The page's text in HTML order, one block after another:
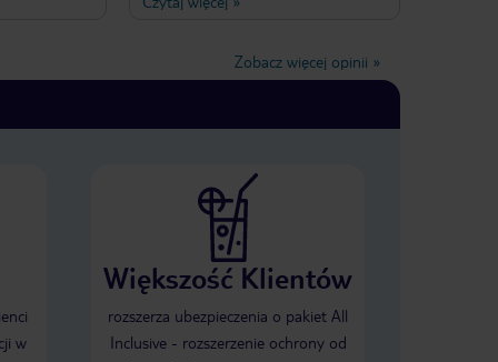
do
Ogólnie
dyskotek i
oknach);
miasta,
rozrywek
wyspy);
- brak
leżaków
dnia.
łazienka czysta , cały hotel urządzone
polecam dolne rejony chorwacji
okolice Makarskiej piękne widoki i
Zobacz więcej opinii »
w
Większość Klientów
rozszerza ubezpieczenia o pakiet All
Inclusive - rozszerzenie ochrony od